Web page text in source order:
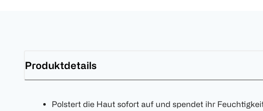
Produktdetails
Polstert die Haut sofort auf und spendet ihr